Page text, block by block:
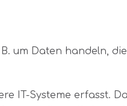
um Daten handeln,
IT-Systeme erfasst.